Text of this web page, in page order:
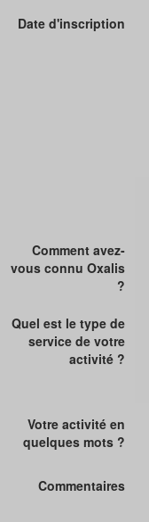
Date d'inscription
Comment avez-
vous connu Oxalis
?
Quel est le type de
service de votre
activité ?
Votre activité en
quelques mots ?
Commentaires